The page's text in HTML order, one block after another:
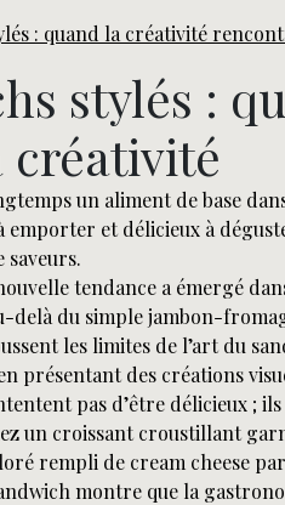
: quand la créativité
stylés :
créativité
un aliment de base
emporter et délicieux à
saveurs.
tendance a émergé
delà du simple jambon-
les limites de l’art du
présentant des créations
pas d’être délicieux ;
un croissant croustillant
rempli de cream cheese
montre que la